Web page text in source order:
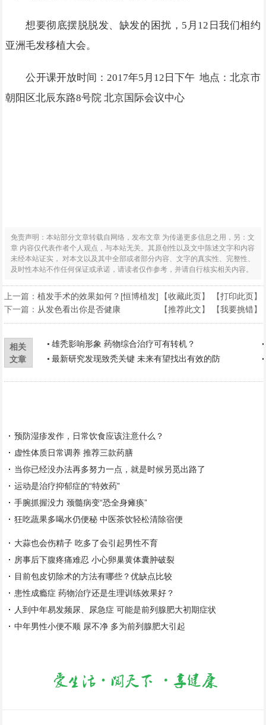
想要彻底摆脱脱发、缺发的困扰，5月12日我们相约
亚洲毛发移植大会。
公开课开放时间：2017年5月12日下午 地点：北京市
朝阳区北辰东路8号院 北京国际会议中心
免责声明：本站部分文章转载自网络，发布文章 为传递更多信息之用，另：文
章 内容仅代表作者个人观点，与本站无关。其原创性以及文中陈述文字和内容
未经本站证实， 对本文以及其中全部或者部分内容、文字的真实性、完整性、
及时性本站不作任何保证或承诺，请读者仅作参考，并请自行核实相关内容。
上一篇：植发手术的效果如何？[恒博植发]
下一篇： 从发色看出你是否健康
【收藏此页】 【打印此页】
【推荐此文】 【我要挑错】
相关
文章
雄秃影响形象 药物综合治疗可有转机？
最新研究发现致秃关键 未来有望找出有效的防
预防湿疹发作，日常饮食应该注意什么？
虚性体质日常调养 推荐三款药膳
当你已经没办法再多努力一点，就是时候另觅出路了
运动是治疗抑郁症的“特效药”
手腕抓握没力 颈髓病变“恐全身瘫痪”
狂吃蔬果多喝水仍便秘 中医茶饮轻松清除宿便
大蒜也会伤精子 吃多了会引起男性不育
房事后下腹疼痛难忍 小心卵巢黄体囊肿破裂
目前包皮切除术的方法有哪些？优缺点比较
患性成瘾症 药物治疗还是生理训练效果好？
人到中年易发频尿、尿急症 可能是前列腺肥大初期症状
中年男性小便不顺 尿不净 多为前列腺肥大引起